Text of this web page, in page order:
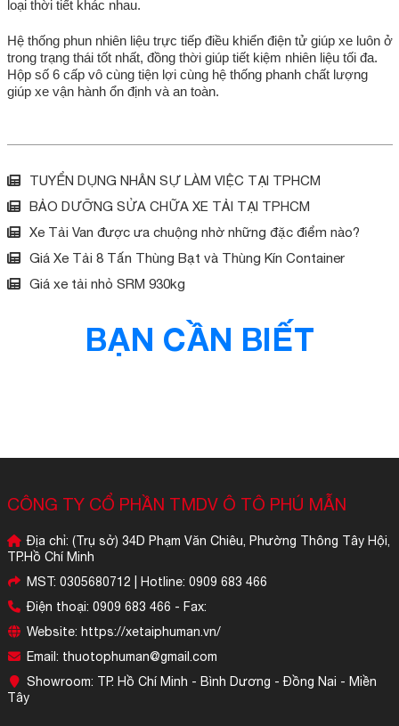
loại thời tiết khác nhau.
Hệ thống phun nhiên liệu trực tiếp điều khiển điện tử giúp xe luôn ở
trong trạng thái tốt nhất, đồng thời giúp tiết kiệm nhiên liệu tối đa.
Hộp số 6 cấp vô cùng tiện lợi cùng hệ thống phanh chất lượng
giúp xe vận hành ổn định và an toàn.
TUYỂN DỤNG NHÂN SỰ LÀM VIỆC TẠI TPHCM
BẢO DƯỠNG SỬA CHỮA XE TẢI TẠI TPHCM
Xe Tải Van được ưa chuộng nhờ những đặc điểm nào?
Giá Xe Tải 8 Tấn Thùng Bạt và Thùng Kín Container
Giá xe tải nhỏ SRM 930kg
BẠN CẦN BIẾT
CÔNG TY CỔ PHẦN TMDV Ô TÔ PHÚ MẪN
Địa chỉ: (Trụ sở) 34D Phạm Văn Chiêu, Phường Thông Tây Hội,
TP.Hồ Chí Minh
MST: 0305680712 | Hotline: 0909 683 466
Điện thoại: 0909 683 466 - Fax:
Website: https://xetaiphuman.vn/
Email: thuotophuman@gmail.com
Showroom: TP. Hồ Chí Minh - Bình Dương - Đồng Nai - Miền
Tây